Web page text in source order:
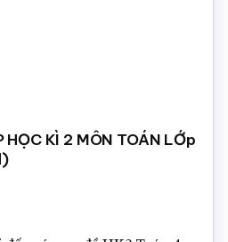
KÌ 2 MÔN TOÁN LỚp